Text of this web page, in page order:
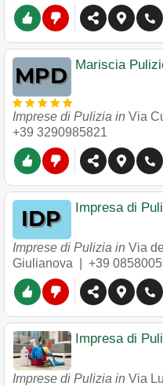
Mariscia
Imprese di Pulizia in Via
+39 3290985821
Impresa di
Imprese di Pulizia in Via
Giulianova
+39
Impresa di
Imprese di Pulizia in Via